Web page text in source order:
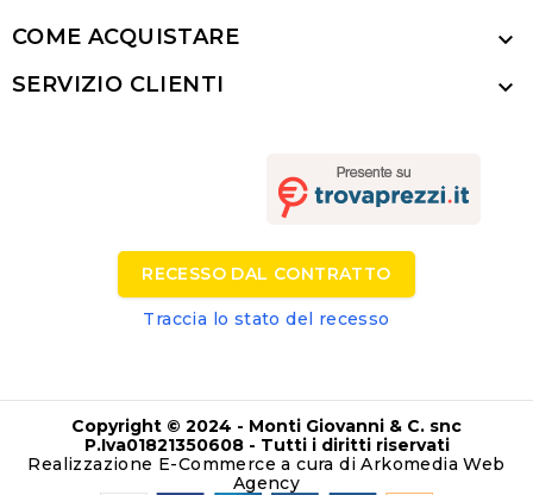
COME ACQUISTARE 
SERVIZIO CLIENTI 
RECESSO DAL CONTRATTO
Traccia lo stato del recesso
Copyright © 2024 - Monti Giovanni & C. snc
P.Iva01821350608 - Tutti i diritti riservati
Realizzazione E-Commerce a cura di ArkomediaWeb
Agency